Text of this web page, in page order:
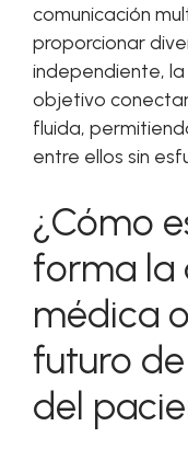
comunicación
proporcionar
independiente,
objetivo
fluida,
entre ellos sin
¿Cómo
forma la
médica
futuro
del